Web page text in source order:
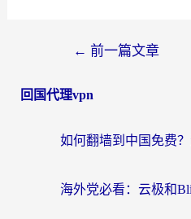
← 前一篇文章
回国代理vpn